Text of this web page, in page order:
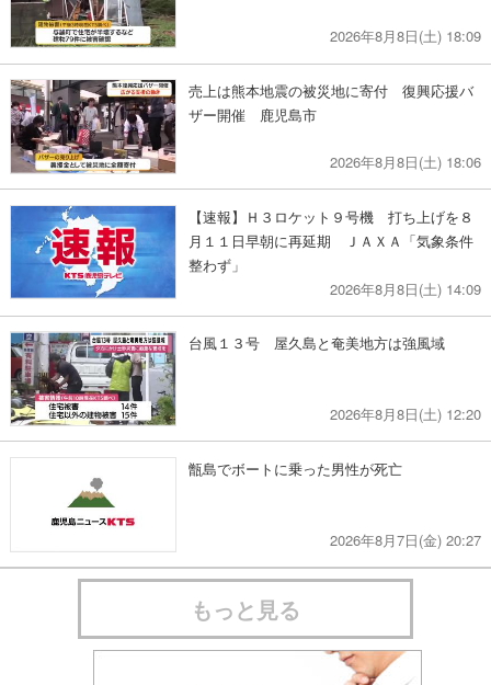
2026年8月8日(土) 18:09
売上は熊本地震の被災地に寄付 復興応援バ
ザー開催 鹿児島市
2026年8月8日(土) 18:06
【速報】Ｈ３ロケット９号機 打ち上げを８
月１１日早朝に再延期 ＪＡＸＡ「気象条件
整わず」
2026年8月8日(土) 14:09
台風１３号 屋久島と奄美地方は強風域
2026年8月8日(土) 12:20
甑島でボートに乗った男性が死亡
2026年8月7日(金) 20:27
もっと見る